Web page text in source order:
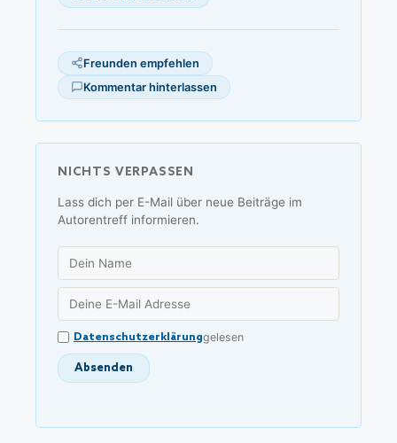
Freunden empfehlen
Kommentar hinterlassen
NICHTS VERPASSEN
Lass dich per E-Mail über neue Beiträge im
Autorentreff informieren.
Datenschutzerklärunggelesen